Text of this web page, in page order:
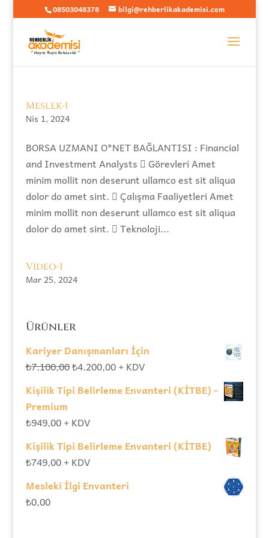
08503048378 bilgi@rehberlikakademisi.com
Meslek-1
Nis 1, 2024
BORSA UZMANI O*NET BAĞLANTISI : Financial
and Investment Analysts  Görevleri Amet
minim mollit non deserunt ullamco est sit aliqua
dolor do amet sint.  Çalışma Faaliyetleri Amet
minim mollit non deserunt ullamco est sit aliqua
dolor do amet sint.  Teknoloji...
Video-1
Mar 25, 2024
Ürünler
Kariyer Danışmanları İçin
₺7.100,00Orijinal
₺7.100,00.
₺4.200,00Şu
fiyat:
+ KDV
Kişilik Tipi Belirleme Envanteri (KİTBE) -
Premium
₺949,00 + KDV
Kişilik Tipi Belirleme Envanteri (KİTBE)
₺749,00 + KDV
Mesleki İlgi Envanteri
₺0,00